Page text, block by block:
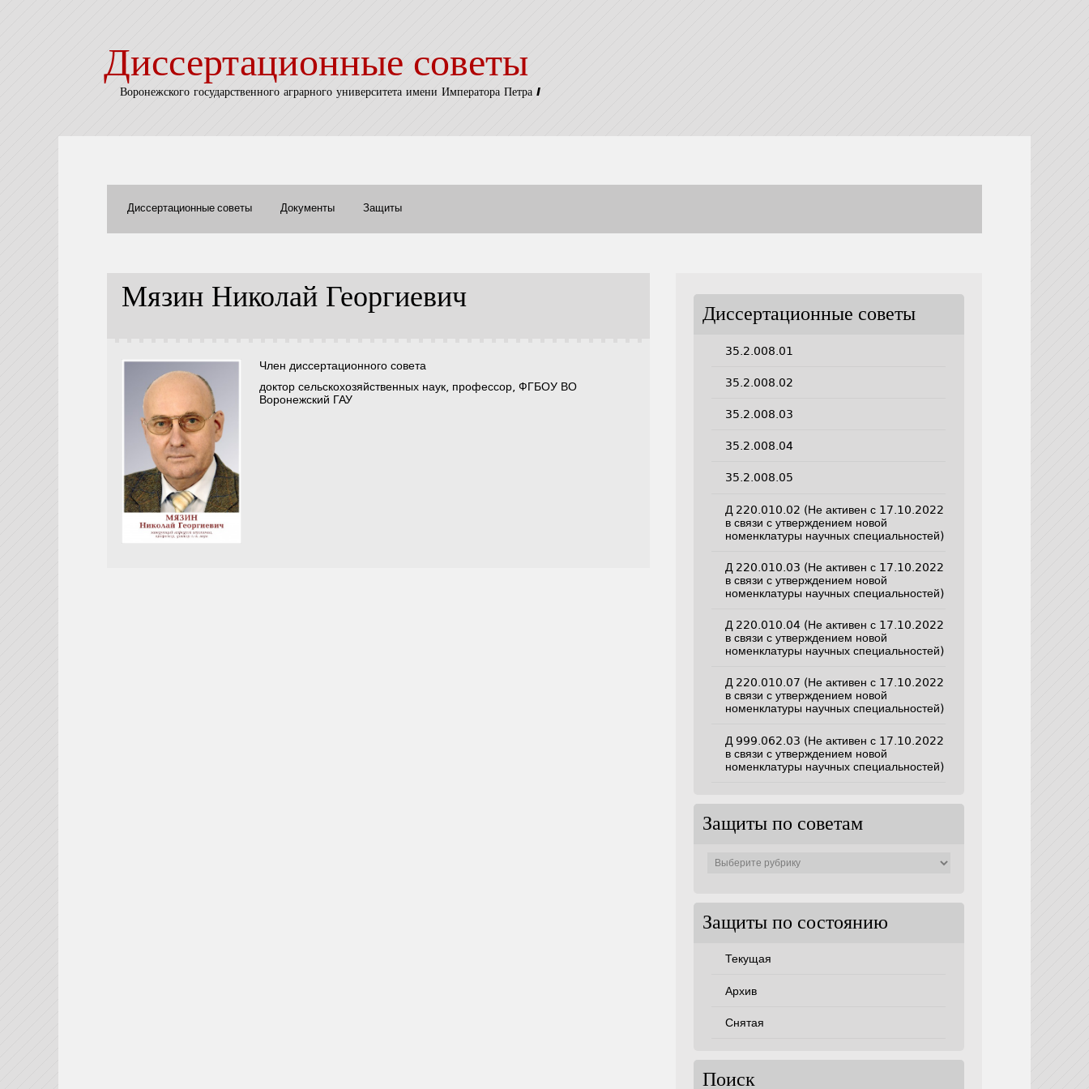
Диссертационные советы
Воронежского государственного аграрного университета имени Императора Петра I
Диссертационные советы Документы Защиты
Мязин Николай Георгиевич
Член диссертационного совета
доктор сельскохозяйственных наук, профессор, ФГБОУ ВО
Воронежский ГАУ
Диссертационные советы
35.2.008.01
35.2.008.02
35.2.008.03
35.2.008.04
35.2.008.05
Д 220.010.02 (Не активен с 17.10.2022
в связи с утверждением новой
номенклатуры научных специальностей)
Д 220.010.03 (Не активен с 17.10.2022
в связи с утверждением новой
номенклатуры научных специальностей)
Д 220.010.04 (Не активен с 17.10.2022
в связи с утверждением новой
номенклатуры научных специальностей)
Д 220.010.07 (Не активен с 17.10.2022
в связи с утверждением новой
номенклатуры научных специальностей)
Д 999.062.03 (Не активен с 17.10.2022
в связи с утверждением новой
номенклатуры научных специальностей)
Защиты по советам
Защиты по состоянию
Текущая
Архив
Снятая
Поиск